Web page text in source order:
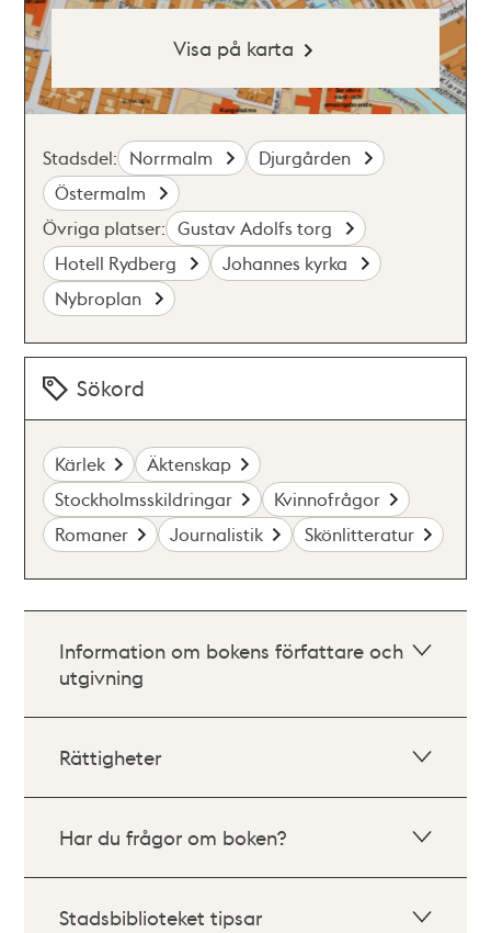
Visa på karta
Stadsdel: Norrmalm
Djurgården
Östermalm
Övriga platser: Gustav Adolfs torg
Hotell Rydberg
Johannes kyrka
Nybroplan
Sökord
Kärlek
Äktenskap
Stockholmsskildringar
Kvinnofrågor
Romaner
Journalistik Skönlitteratur
Information om bokens författare och
utgivning
Rättigheter
Har du frågor om boken?
Stadsbiblioteket tipsar